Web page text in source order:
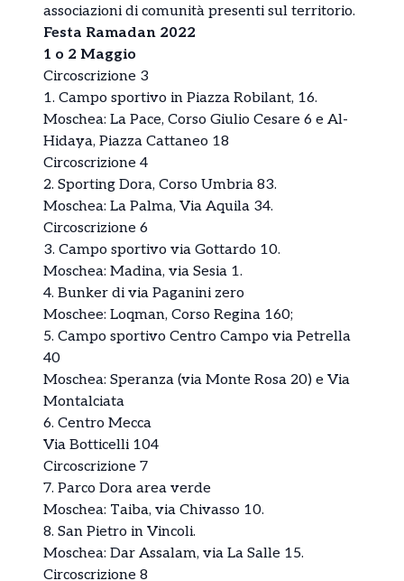
associazioni di comunità presenti sul territorio.
Festa Ramadan 2022
1 o 2 Maggio
Circoscrizione 3
1. Campo sportivo in Piazza Robilant, 16.
Moschea: La Pace, Corso Giulio Cesare 6 e Al-
Hidaya, Piazza Cattaneo 18
Circoscrizione 4
2. Sporting Dora, Corso Umbria 83.
Moschea: La Palma, Via Aquila 34.
Circoscrizione 6
3. Campo sportivo via Gottardo 10.
Moschea: Madina, via Sesia 1.
4. Bunker di via Paganini zero
Moschee: Loqman, Corso Regina 160;
5. Campo sportivo Centro Campo via Petrella
40
Moschea: Speranza (via Monte Rosa 20) e Via
Montalciata
6. Centro Mecca
Via Botticelli 104
Circoscrizione 7
7. Parco Dora area verde
Moschea: Taiba, via Chivasso 10.
8. San Pietro in Vincoli.
Moschea: Dar Assalam, via La Salle 15.
Circoscrizione 8